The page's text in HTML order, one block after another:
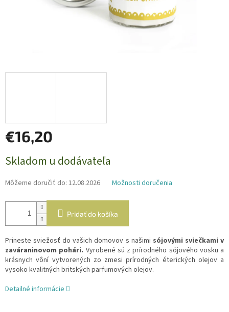
€16,20
cena:
Skladom u dodávateľa
Môžeme doručiť do: 12.08.2026 Možnosti doručenia
Pridať do košíka
Prineste sviežosť do vašich domovov s našimi sójovými sviečkami v
zaváraninovom pohári. Vyrobené sú z prírodného sójového vosku a
krásnych vôní vytvorených zo zmesi prírodných éterických olejov a
vysoko kvalitných britských parfumových olejov.
Detailné informácie